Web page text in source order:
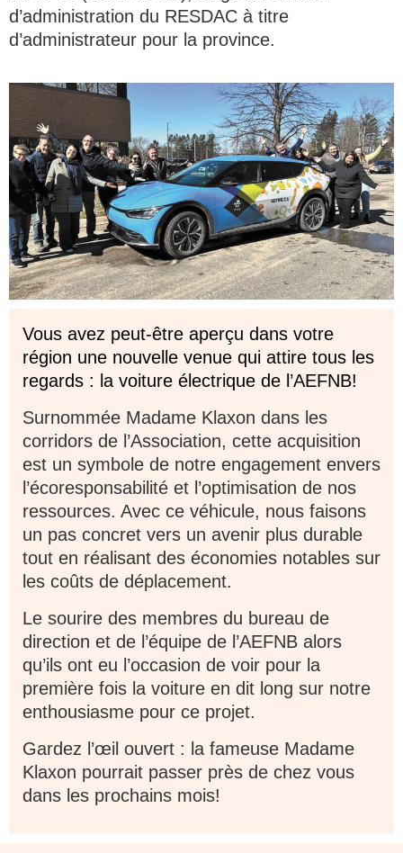
d’administration du RESDAC à titre
d’administrateur pour la province.
Vous avez peut-être aperçu dans votre
région une nouvelle venue qui attire tous les
regards : la voiture électrique de l’AEFNB!
Surnommée Madame Klaxon dans les
corridors de l’Association, cette acquisition
est un symbole de notre engagement envers
l’écoresponsabilité et l’optimisation de nos
ressources. Avec ce véhicule, nous faisons
un pas concret vers un avenir plus durable
tout en réalisant des économies notables sur
les coûts de déplacement.
Le sourire des membres du bureau de
direction et de l’équipe de l’AEFNB alors
qu’ils ont eu l’occasion de voir pour la
première fois la voiture en dit long sur notre
enthousiasme pour ce projet.
Gardez l’œil ouvert : la fameuse Madame
Klaxon pourrait passer près de chez vous
dans les prochains mois!